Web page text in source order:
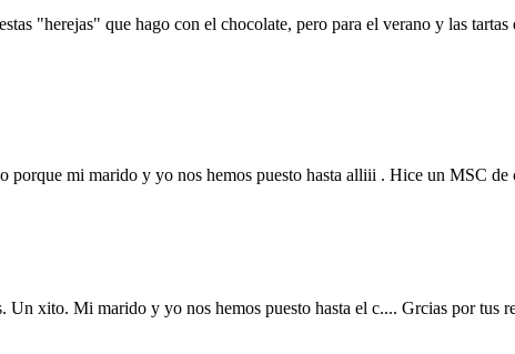
"herejas" que hago con el chocolate, pero para el verano y las
mi marido y yo nos hemos puesto hasta alliii . Hice un MSC
xito. Mi marido y yo nos hemos puesto hasta el c.... Grcias por tus